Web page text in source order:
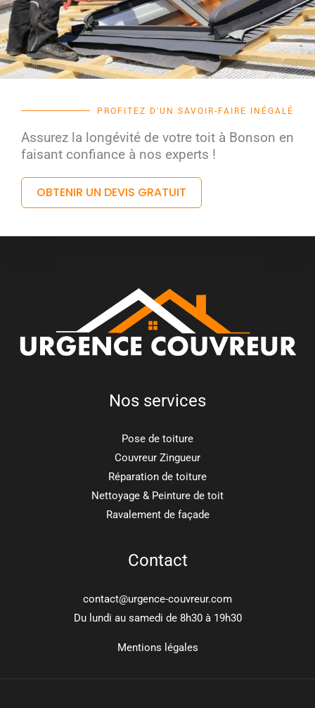
PROFITEZ D'UN SAVOIR-FAIRE INÉGALÉ
Assurez la longévité de votre toit à Bonson en
faisant confiance à nos experts !
OBTENIR UN DEVIS GRATUIT
Nos services
Pose de toiture
Couvreur Zingueur
Réparation de toiture
Nettoyage & Peinture de toit
Ravalement de façade
Contact
contact@urgence-couvreur.com
Du lundi au samedi de 8h30 à 19h30
Mentions légales